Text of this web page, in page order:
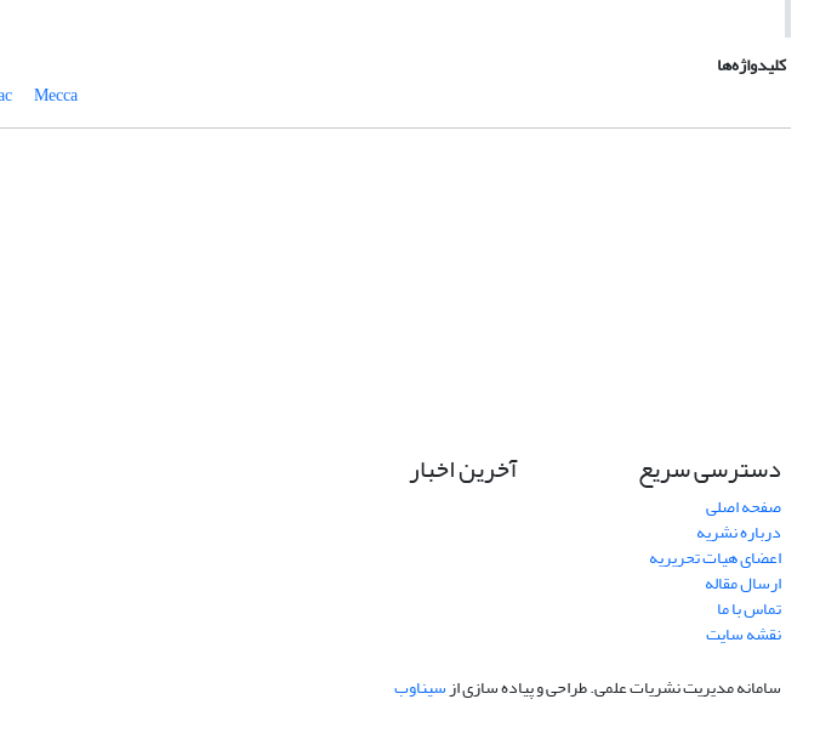
کلیدواژه‌ها
Mecca
دسترسی سریع
صفحه اصلی
درباره نشریه
اعضای هیات تحریریه
ارسال مقاله
تماس با ما
نقشه سایت
آخرین اخبار
سامانه مدیریت نشریات علمی.طراحی و پیاده سازی ازسیناوب